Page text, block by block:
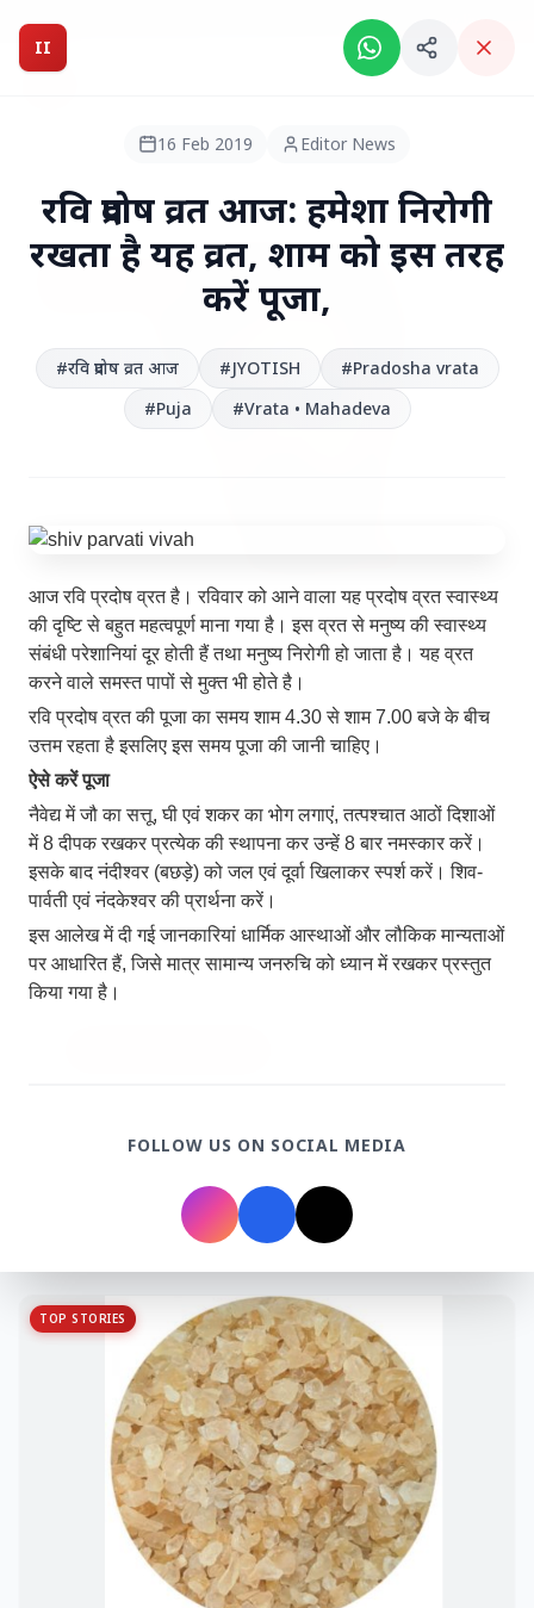
Breaking News: Intelligent India Magazine is now live.
II
HEADLINES
7 Jun 2026
अंशुल कुंचा कौन थे? अमेरिका में
'फर्जी' पिज्जा ऑर्डर डिलीवर करते हुए
भारतीय युवक की गोली मारकर हत्या,
परिवार का आरोप - "ट्रैप था"
अमेरिका में 'फर्जी' पिज्जा ऑर्डर डिलीवर करते हुए
भारतीय युवक की गोली मारकर हत्या, परिवार का
आरोप - "ट्रैप था" एक चौंकान...
Top Stories
TOP STORIES
II
16 Feb 2019 Editor News
रवि प्रदोष व्रत आज: हमेशा निरोगी
रखता है यह व्रत, शाम को इस तरह
करें पूजा,
#रवि प्रदोष व्रत आज #JYOTISH
#Pradosha vrata
#Puja
#Vrata • Mahadeva
आज रवि प्रदोष व्रत है। रविवार को आने वाला यह प्रदोष व्रत स्वास्थ्य
की दृष्टि से बहुत महत्वपूर्ण माना गया है। इस व्रत से मनुष्य की स्वास्थ्य
संबंधी परेशानियां दूर होती हैं तथा मनुष्य निरोगी हो जाता है। यह व्रत
करने वाले समस्त पापों से मुक्त भी होते है।
रवि प्रदोष व्रत की पूजा का समय शाम 4.30 से शाम 7.00 बजे के बीच
उत्तम रहता है इसलिए इस समय पूजा की जानी चाहिए।
ऐसे करें पूजा
नैवेद्य में जौ का सत्तू, घी एवं शकर का भोग लगाएं, तत्पश्चात आठों दिशाओं
में 8‍ दीपक रखकर प्रत्येक की स्थापना कर उन्हें 8 बार नमस्कार करें।
इसके बाद नंदीश्वर (बछड़े) को जल एवं दूर्वा खिलाकर स्पर्श करें। शिव-
पार्वती एवं नंदकेश्वर की प्रार्थना करें।
इस आलेख में दी गई जानकारियां धार्मिक आस्थाओं और लौकिक मान्यताओं
पर आधारित हैं, जिसे मात्र सामान्य जनरुचि को ध्यान में रखकर प्रस्तुत
किया गया है।
FOLLOW US ON SOCIAL MEDIA